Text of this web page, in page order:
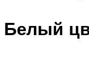
Белый